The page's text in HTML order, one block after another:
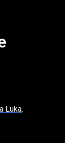
Luka,